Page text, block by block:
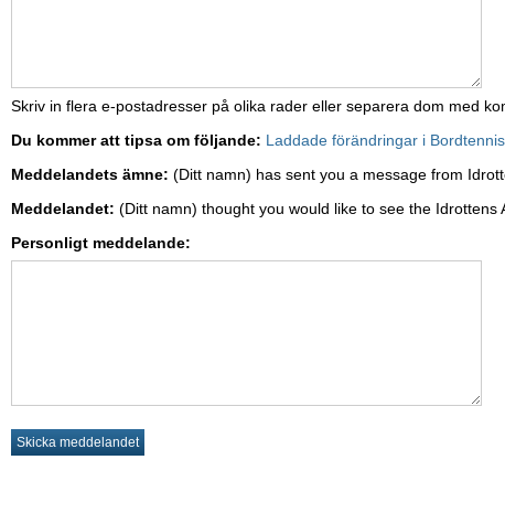
Skriv in flera e-postadresser på olika rader eller separera dom med
Du kommer att tipsa om följande: Laddade förändringar i
Meddelandets ämne: (Ditt namn) has sent you a message from
Meddelandet: (Ditt namn) thought you would like to see the Idrottens
Personligt meddelande: